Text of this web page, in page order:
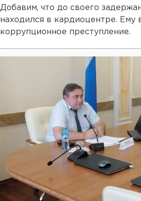
Добавим, что до своего
находился в кардиоцентре. Ему
коррупционное преступление.